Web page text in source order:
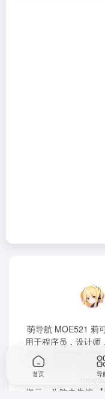
萌导航 MOE521 莉
用于程序员，设计师
使用，包括绿色资
办公素材、漫画
提示：为防走失按
首页 导